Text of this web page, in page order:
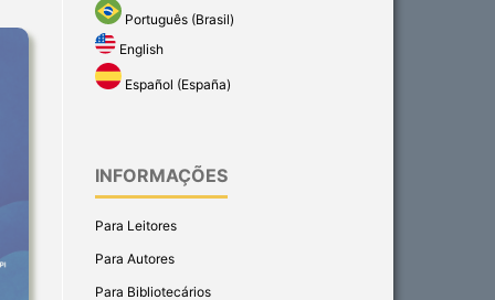
Português (Brasil)
English
Español (España)
INFORMAÇÕES
Para Leitores
Para Autores
Para Bibliotecários